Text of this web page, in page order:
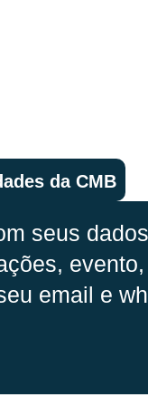
da CMB
seus
email e